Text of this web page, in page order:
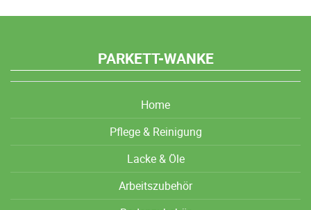
PARKETT-WANKE
Home
Pflege & Reinigung
Lacke & Öle
Arbeitszubehör